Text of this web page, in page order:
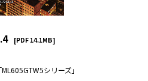
[PDF 14.1MB]
シリーズ」